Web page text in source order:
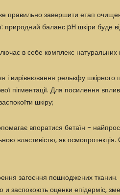
правильно завершити етап
: природний баланс pH шкіри буде
в себе комплекс натуральних
вирівнювання рельєфу шкірного
пігментації. Для посилення
шкіру;
впоратися бетаїн -
властивістю, як
загоєння пошкоджених
заспокоють оценки епідерміс,